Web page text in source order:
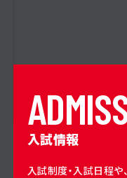
ADMIS
入試情報
入試制度・入試日程や